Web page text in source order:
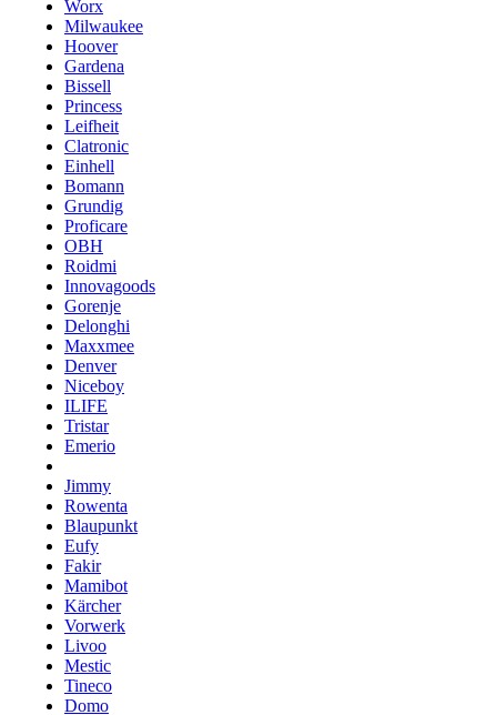
Worx
Milwaukee
Hoover
Gardena
Bissell
Princess
Leifheit
Clatronic
Einhell
Bomann
Grundig
Proficare
OBH
Roidmi
Innovagoods
Gorenje
Delonghi
Maxxmee
Denver
Niceboy
ILIFE
Tristar
Emerio
Jimmy
Rowenta
Blaupunkt
Eufy
Fakir
Mamibot
Kärcher
Vorwerk
Livoo
Mestic
Tineco
Domo